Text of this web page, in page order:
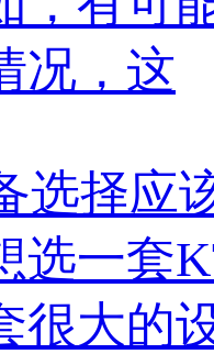
况，这
选择应
选一套
很大的